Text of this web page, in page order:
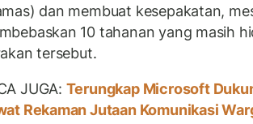
dan membuat kesepakatan,
10 tahanan yang masih
tersebut.
JUGA: Terungkap Microsoft
Rekaman Jutaan Komunikasi